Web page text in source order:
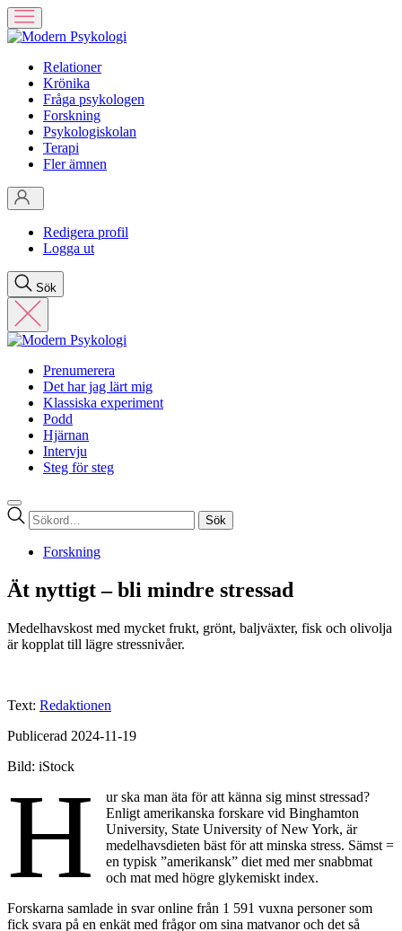
Relationer
Krönika
Fråga psykologen
Forskning
Psykologiskolan
Terapi
Fler ämnen
Redigera profil
Logga ut
Sök
Prenumerera
Det har jag lärt mig
Klassiska experiment
Podd
Hjärnan
Intervju
Steg för steg
Sök
efter:
Forskning
Ät nyttigt – bli mindre stressad
Medelhavskost med mycket frukt, grönt, baljväxter, fisk och olivolja
är kopplat till lägre stressnivåer.
Text: Redaktionen
Publicerad 2024-11-19
Bild: iStock
H
ur ska man äta för att känna sig minst stressad?
Enligt amerikanska forskare vid Binghamton
University, State University of New York, är
medelhavsdieten bäst för att minska stress. Sämst =
en typisk ”amerikansk” diet med mer snabbmat
och mat med högre glykemiskt index.
Forskarna samlade in svar online från 1 591 vuxna personer som
fick svara på en enkät med frågor om sina matvanor och det så